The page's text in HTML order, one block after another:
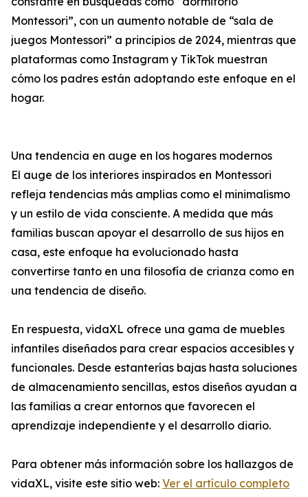
Montessori”, con un aumento notable de “sala de
juegos Montessori” a principios de 2024, mientras que
plataformas como Instagram y TikTok muestran
cómo los padres están adoptando este enfoque en el
hogar.
Una tendencia en auge en los hogares modernos
El auge de los interiores inspirados en Montessori
refleja tendencias más amplias como el minimalismo
y un estilo de vida consciente. A medida que más
familias buscan apoyar el desarrollo de sus hijos en
casa, este enfoque ha evolucionado hasta
convertirse tanto en una filosofía de crianza como en
una tendencia de diseño.
En respuesta, vidaXL ofrece una gama de muebles
infantiles diseñados para crear espacios accesibles y
funcionales. Desde estanterías bajas hasta soluciones
de almacenamiento sencillas, estos diseños ayudan a
las familias a crear entornos que favorecen el
aprendizaje independiente y el desarrollo diario.
Para obtener más información sobre los hallazgos de
vidaXL, visite este sitio web: Ver el artículo completo